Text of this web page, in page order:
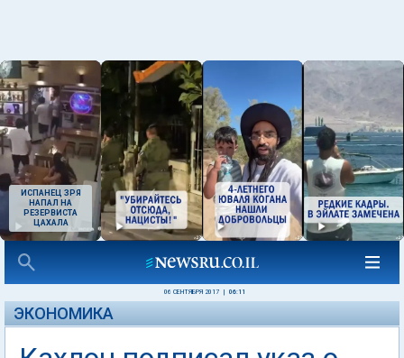
ИСПАНЕЦ ЗРЯ
НАПАЛ НА
РЕЗЕРВИСТА
ЦАХАЛА
06 СЕНТЯБРЯ 2017 06:11
ЭКОНОМИКА